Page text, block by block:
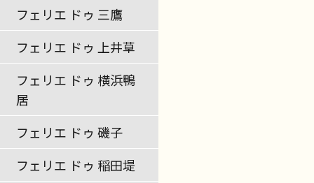
フェリエ ドゥ 三鷹
フェリエ ドゥ 上井草
フェリエ ドゥ 横浜鴨
居
フェリエ ドゥ 磯子
フェリエ ドゥ 稲田堤